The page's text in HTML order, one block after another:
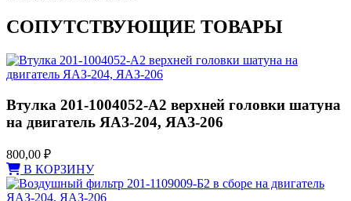
СОПУТСТВУЮЩИЕ ТОВАРЫ
Втулка 201-1004052-А2 верхней головки шатуна
на двигатель ЯАЗ-204, ЯАЗ-206
800,00 ₽
В КОРЗИНУ